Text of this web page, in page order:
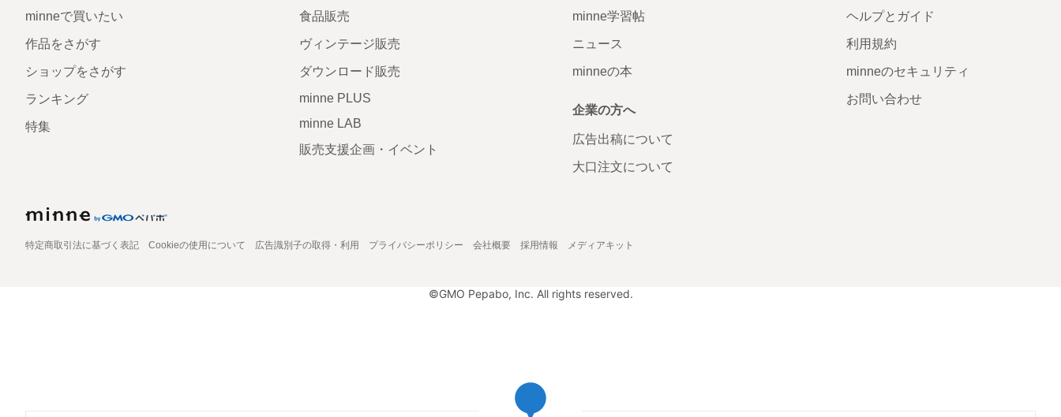
minneで買いたい
作品をさがす
ショップをさがす
ランキング
特集
食品販売
ヴィンテージ販売
ダウンロード販売
minne PLUS
minne LAB
販売支援企画・イベント
minne学習帖
ニュース
minneの本
企業の方へ
広告出稿について
大口注文について
ヘルプとガイド
利用規約
minneのセキュリティ
お問い合わせ
特定商取引法に基づく表記 Cookieの使用について 広告識別子の取得・利用 プライバシーポリシー 会社概要 採用情報 メディアキット
©GMO Pepabo, Inc. All rights reserved.